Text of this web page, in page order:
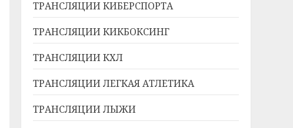
ТРАНСЛЯЦИИ КИБЕРСПОРТА
ТРАНСЛЯЦИИ КИКБОКСИНГ
ТРАНСЛЯЦИИ КХЛ
ТРАНСЛЯЦИИ ЛЕГКАЯ АТЛЕТИКА
ТРАНСЛЯЦИИ ЛЫЖИ